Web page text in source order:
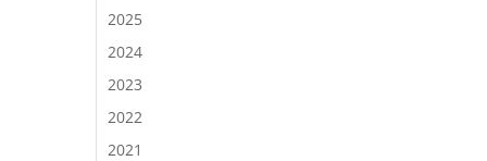
2025
2024
2023
2022
2021